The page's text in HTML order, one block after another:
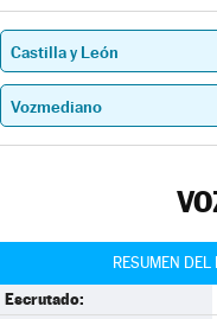
RESUMEN
Escrutado: